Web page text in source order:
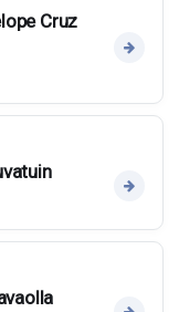
Cruz